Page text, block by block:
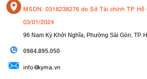
MSDN: 0318238276 do Sở Tài chính TP Hồ
03/01/2024
96 Nam Kỳ Khởi Nghĩa, Phường Sài Gòn, TP.
0984.895.050
info@kyma.vn